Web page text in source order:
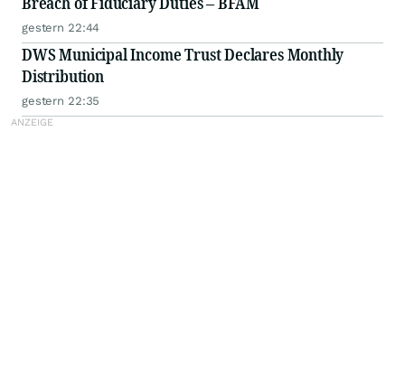
gestern 22:44
DWS Municipal Income Trust Declares Monthly
Distribution
gestern 22:35